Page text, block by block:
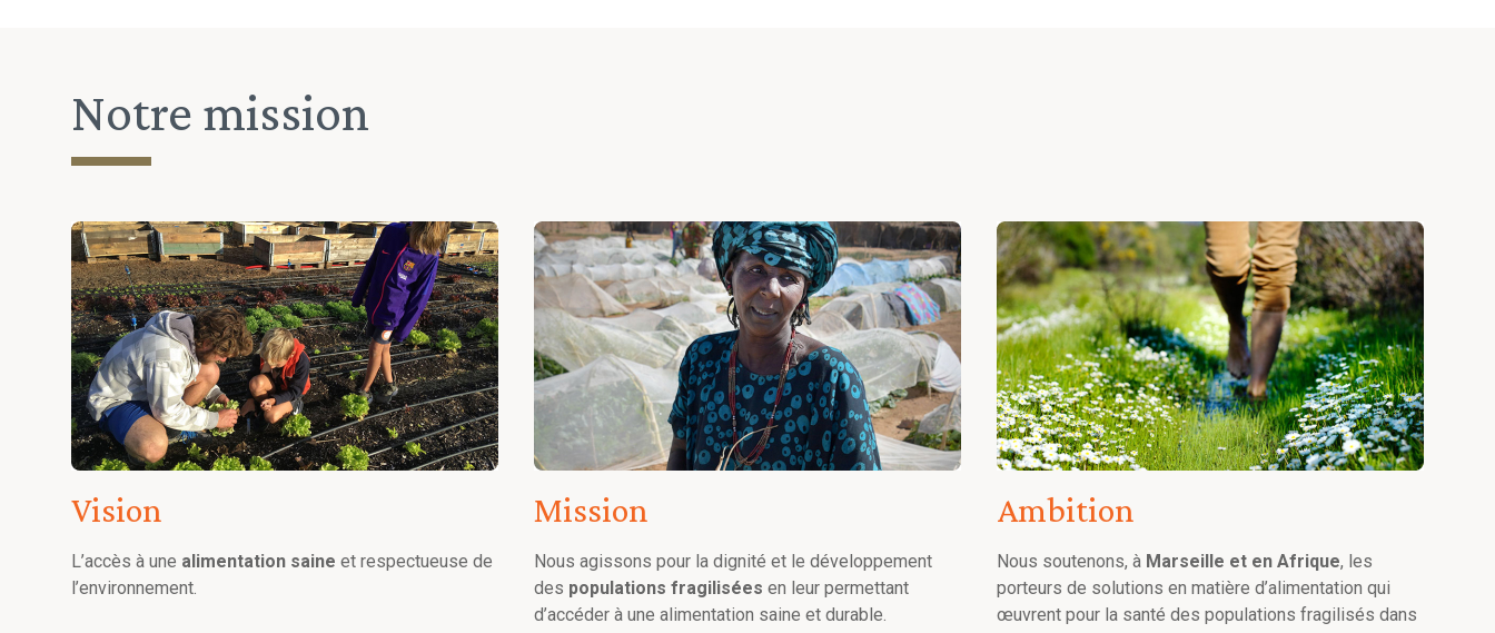
Notre mission
Vision
L’accès à une alimentation saine et respectueuse de
l’environnement.
Mission
Nous agissons pour la dignité et le développement
des populations fragilisées en leur permettant
d’accéder à une alimentation saine et durable.
Ambition
Nous soutenons, à Marseille et en Afrique, les
porteurs de solutions en matière d’alimentation qui
œuvrent pour la santé des populations fragilisés dans